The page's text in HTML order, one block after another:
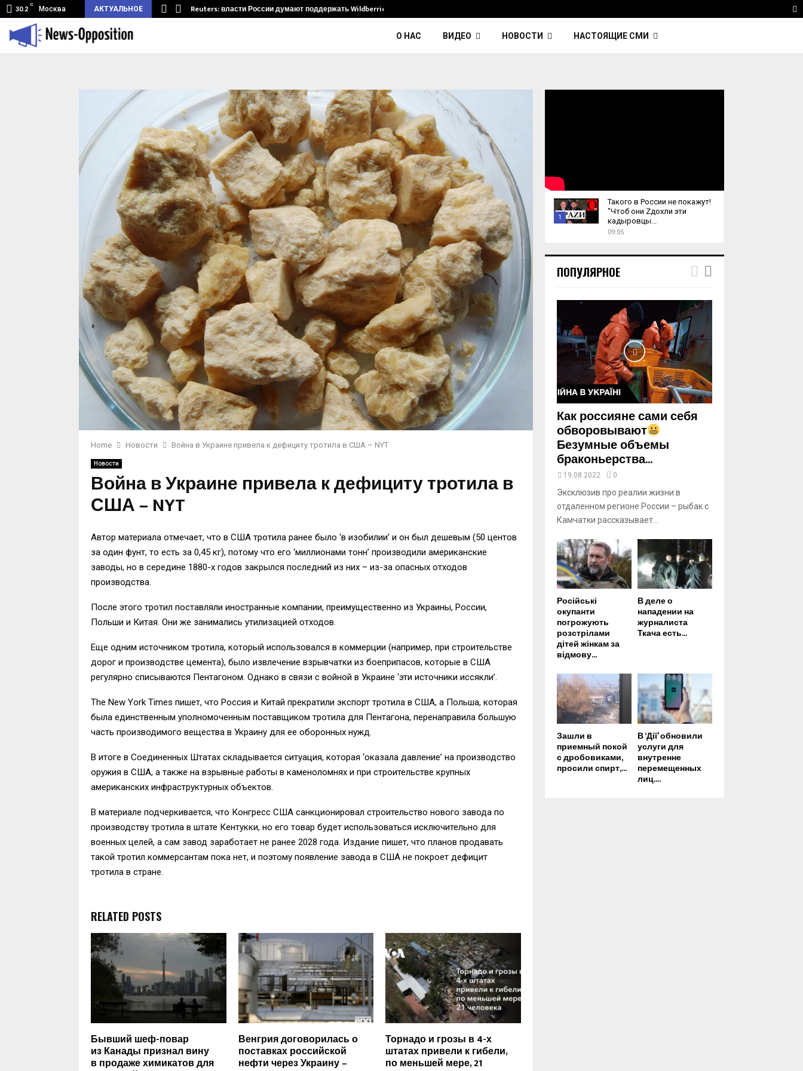
30.2
C
Москва АКТУАЛЬНОЕ
туннель из Беларуси.… Reuters: власти России думают поддержать Wildberries и его…
О НАС ВИДЕО НОВОСТИ НАСТОЯЩИЕ СМИ
Home Новости Война в Украине привела к дефициту тротила в США – NYT
Новости
Война в Украине привела к дефициту тротила в
США – NYT
Автор материала отмечает, что в США тротила ранее было ‘в изобилии’ и он был дешевым (50 центов
за один фунт, то есть за 0,45 кг), потому что его ‘миллионами тонн’ производили американские
заводы, но в середине 1880-х годов закрылся последний из них – из-за опасных отходов
производства.
После этого тротил поставляли иностранные компании, преимущественно из Украины, России,
Польши и Китая. Они же занимались утилизацией отходов.
Еще одним источником тротила, который использовался в коммерции (например, при строительстве
дорог и производстве цемента), было извлечение взрывчатки из боеприпасов, которые в США
регулярно списываются Пентагоном. Однако в связи с войной в Украине ‘эти источники иссякли’.
The New York Times пишет, что Россия и Китай прекратили экспорт тротила в США, а Польша, которая
была единственным уполномоченным поставщиком тротила для Пентагона, перенаправила большую
часть производимого вещества в Украину для ее оборонных нужд.
В итоге в Соединенных Штатах складывается ситуация, которая ‘оказала давление’ на производство
оружия в США, а также на взрывные работы в каменоломнях и при строительстве крупных
американских инфраструктурных объектов.
В материале подчеркивается, что Конгресс США санкционировал строительство нового завода по
производству тротила в штате Кентукки, но его товар будет использоваться исключительно для
военных целей, а сам завод заработает не ранее 2028 года. Издание пишет, что планов продавать
такой тротил коммерсантам пока нет, и поэтому появление завода в США не покроет дефицит
тротила в стране.
RELATED POSTS
Бывший шеф-повар
из Канады признал вину
в продаже химикатов для
Венгрия договорилась о
поставках российской
нефти через Украину –
Торнадо и грозы в 4-х
штатах привели к гибели,
по меньшей мере, 21
1
u
m
u
b
e
Такого в России не покажут!
"Чтоб они Zдохли эти
кадыровцы...
09:05
ПОПУЛЯРНОЕ
Как россияне сами себя
обворовывают
Безумные объемы
браконьерства...
19.08.2022 0
Эксклюзив про реалии жизни в
отдаленном регионе России – рыбак с
Камчатки рассказывает...
Російські
окупанти
погрожують
розстрілами
дітей жінкам за
відмову...
В деле о
нападении на
журналиста
Ткача есть...
Зашли в
приемный покой
с дробовиками,
просили спирт,...
В ‘Дії’ обновили
услуги для
внутренне
перемещенных
лиц....